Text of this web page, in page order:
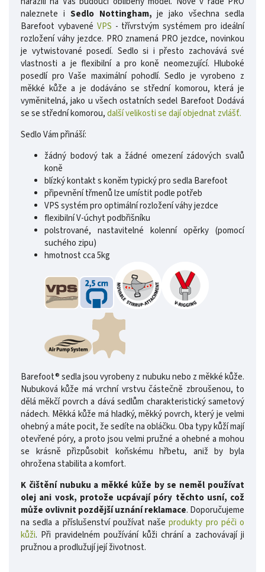
naleznete i Sedlo Nottingham, je jako všechna sedla
Barefoot vybavené VPS - třívrstvým systémem pro ideální
rozložení váhy jezdce. PRO znamená PRO jezdce, novinkou
je vytwistované posedí. Sedlo si i přesto zachovává své
vlastnosti a je flexibilní a pro koně neomezující. Hluboké
posedlí pro Vaše maximální pohodlí. Sedlo je vyrobeno z
měkké kůže a je dodáváno se střední komorou, která je
vyměnitelná, jako u všech ostatních sedel Barefoot Dodává
se se střední komorou,další velikosti se dají objednat zvlášť.
Sedlo Vám přináší:
žádný bodový tak a žádné omezení zádových svalů
koně
blízký kontakt s koněm typický pro sedla Barefoot
připevnění třmenů lze umístit podle potřeb
VPS systém pro optimální rozložení váhy jezdce
flexibilní V-úchyt podbřišníku
polstrované, nastavitelné kolenní opěrky (pomocí
suchého zipu)
hmotnost cca 5kg
Barefoot® sedla jsou vyrobeny z nubuku nebo z měkké kůže.
Nubuková kůže má vrchní vrstvu částečně zbroušenou, to
dělá měkčí povrch a dává sedlům charakteristický sametový
nádech. Měkká kůže má hladký, měkký povrch, který je velmi
ohebný a máte pocit, že sedíte na obláčku. Oba typy kůží mají
otevřené póry, a proto jsou velmi pružné a ohebné a mohou
se krásně přizpůsobit koňskému hřbetu, aniž by byla
ohrožena stabilita a komfort.
K čištění nubuku a měkké kůže by se neměl používat
olej ani vosk, protože ucpávají póry těchto usní, což
může ovlivnit pozdější uznání reklamace. Doporučujeme
na sedla a příslušenství používat našeprodukty pro péči o
kůži. Při pravidelném používání kůži chrání a zachovávají ji
pružnou a prodlužují její životnost.